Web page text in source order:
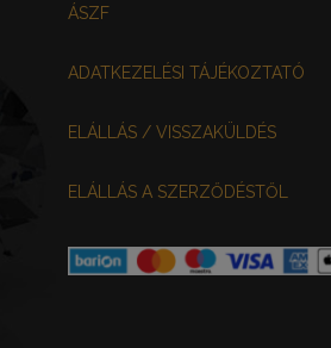
ÁSZF
ADATKEZELÉSI TÁJÉKOZTATÓ
ELÁLLÁS / VISSZAKÜLDÉS
ELÁLLÁS A SZERZŐDÉSTŐL